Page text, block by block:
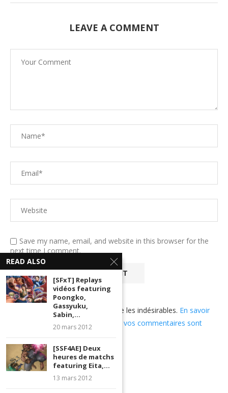
LEAVE A COMMENT
Save my name, email, and website in this browser for the
next time I comment.
Ce site utilise Akismet pour réduire les indésirables. En savoir
plus sur comment les données de vos commentaires sont
READ ALSO
[SFxT] Replays
vidéos featuring
Poongko,
Gassyuku,
Sabin,...
20 mars 2012
[SSF4AE] Deux
heures de matchs
featuring Eita,...
13 mars 2012